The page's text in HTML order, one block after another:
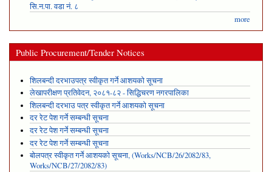
सि.न.पा. वडा नं. ८
more
Public Procurement/Tender Notices
शिलबन्दी दरभाउपत्र स्वीकृत गर्ने आशयको सूचना
लेखापरीक्षण प्रतिवेदन, २०८१-८२ - सिद्धिचरण नगरपालिका
शिलबन्दी दरभाउ पत्र स्वीकृत गर्ने आशयको सूचना
दर रेट पेश गर्ने सम्बन्धी सूचना
दर रेट पेश गर्ने सम्बन्धी सूचना
दर रेट पेश गर्ने सम्बन्धी सूचना
बोलपत्र स्वीकृत गर्ने आशयको सूचना, (Works/NCB/26/2082/83,
Works/NCB/27/2082/83)